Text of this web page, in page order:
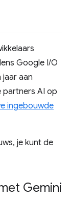
Google I/O
aan
partners AI op
ingebouwde
je kunt de
Gemini